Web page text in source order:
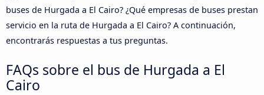
buses de Hurgada a El Cairo? ¿Qué empresas de buses prestan
servicio en la ruta de Hurgada a El Cairo? A continuación,
encontrarás respuestas a tus preguntas.
FAQs sobre el bus de Hurgada a El
Cairo